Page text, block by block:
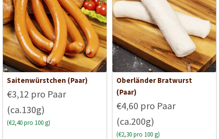
Saitenwürstchen (Paar)
€3,12 pro Paar
(ca.130g)
(€2,40 pro 100 g)
Oberländer Bratwurst
(Paar)
€4,60 pro Paar
(ca.200g)
(€2,30 pro 100 g)